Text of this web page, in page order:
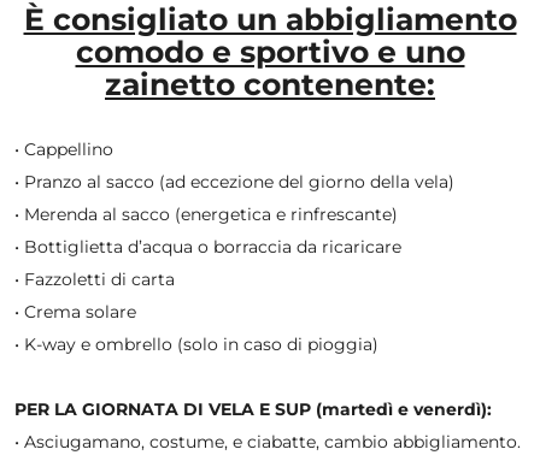
È consigliato un abbigliamento
comodo e sportivo e uno
zainetto contenente:
• Cappellino
• Pranzo al sacco (ad eccezione del giorno della vela)
• Merenda al sacco (energetica e rinfrescante)
• Bottiglietta d’acqua o borraccia da ricaricare
• Fazzoletti di carta
• Crema solare
• K-way e ombrello (solo in caso di pioggia)
PER LA GIORNATA DI VELA E SUP (martedì e venerdì):
• Asciugamano, costume, e ciabatte, cambio abbigliamento.